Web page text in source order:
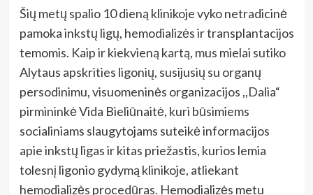
Šių metų spalio 10 dieną klinikoje vyko netradicinė
pamoka inkstų ligų, hemodializės ir transplantacijos
temomis. Kaip ir kiekvieną kartą, mus mielai sutiko
Alytaus apskrities ligonių, susijusių su organų
persodinimu, visuomeninės organizacijos ,,Dalia“
pirmininkė Vida Bieliūnaitė, kuri būsimiems
socialiniams slaugytojams suteikė informacijos
apie inkstų ligas ir kitas priežastis, kurios lemia
tolesnį ligonio gydymą klinikoje, atliekant
hemodializės procedūras. Hemodializės metu